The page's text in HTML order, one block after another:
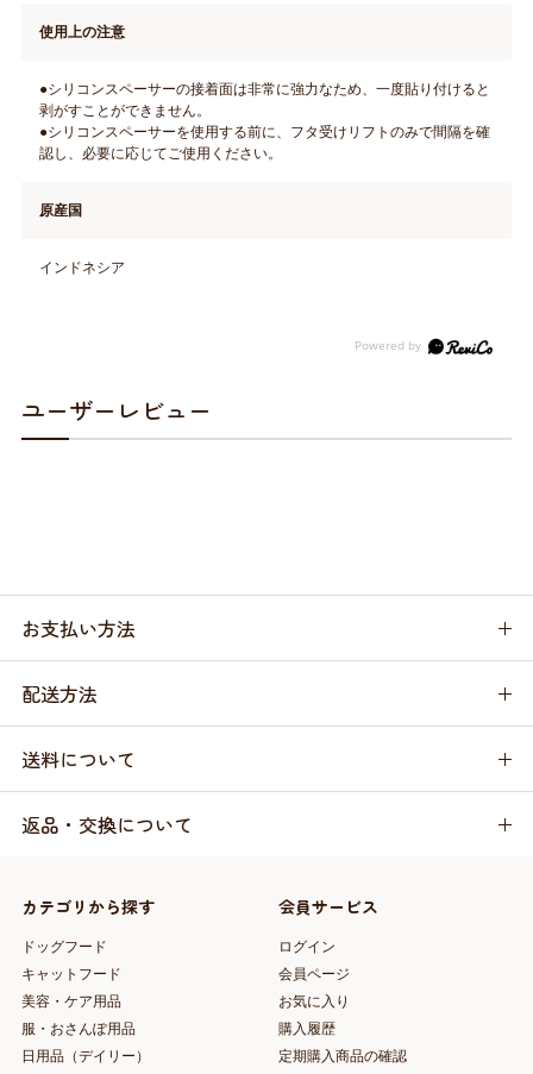
使用上の注意
●シリコンスペーサーの接着面は非常に強力なため、一度貼り付けると
剥がすことができません。
●シリコンスペーサーを使用する前に、フタ受けリフトのみで間隔を確
認し、必要に応じてご使用ください。
原産国
インドネシア
ユーザーレビュー
お支払い方法
配送方法
送料について
返品・交換について
カテゴリから探す
ドッグフード
キャットフード
美容・ケア用品
服・おさんぽ用品
日用品（デイリー）
会員サービス
ログイン
会員ページ
お気に入り
購入履歴
定期購入商品の確認